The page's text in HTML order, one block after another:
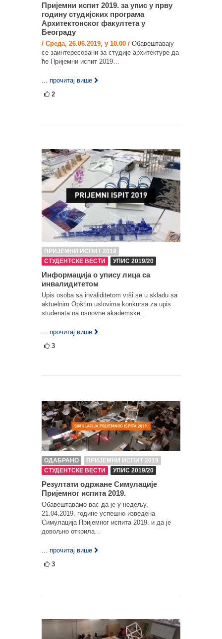
Пријемни испит 2019. за упис у прву
годину студијских програма
Архитектонског факултета у
Београду
/ Среда, 26.06.2019, у 10.00 / Обавештавају
се заинтересовани за студије архитектуре да
ће Пријемни испит 2019…
... прочитај више
2
ПРИЈЕМНИ ИСПИТ 2019
СТУДЕНТСКЕ ВЕСТИ
УПИС 2019/20
Информација о упису лица са
инвалидитетом
Upis osoba sa invaliditetom vrši se u skladu sa
aktuelnim Opštim uslovima konkursa za upis
studenata na osnovne akademske…
... прочитај више
3
ОДАБРАНО
ПРИЈЕМНИ ИСПИТ 2019
СТУДЕНТСКЕ ВЕСТИ
УПИС 2019/20
Резултати одржане Симулације
Пријемног испита 2019.
Обавештавамо вас да је у недељу,
21.04.2019. године успешно изведена
Симулација Пријемног испита 2019. и да је
довољно открила…
... прочитај више
3